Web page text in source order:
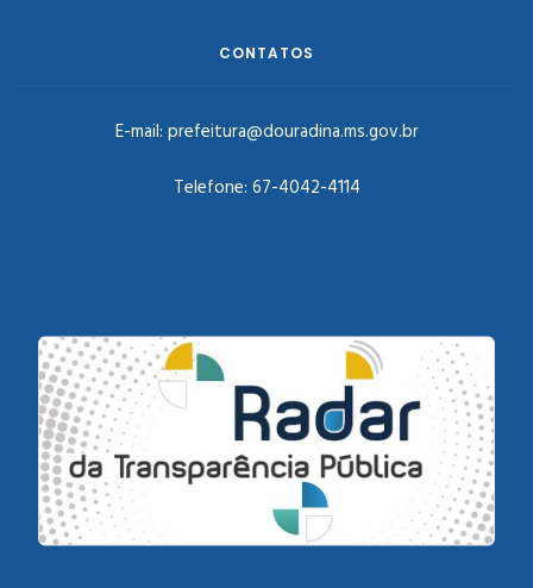
CONTATOS
E-mail: prefeitura@douradina.ms.gov.br
Telefone: 67-4042-4114